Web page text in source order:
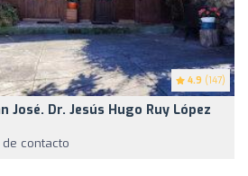
4.9 (147)
José. Dr. Jesús Hugo Ruy López
contacto